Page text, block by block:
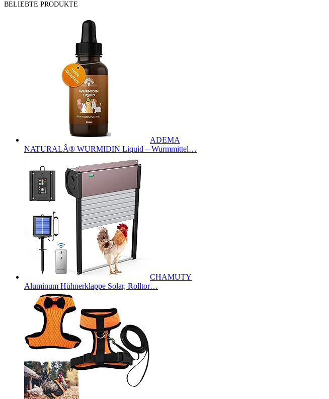
BELIEBTE PRODUKTE
ADEMA
NATURALÂ® WURMIDIN Liquid – Wurmmittel…
CHAMUTY
Aluminum Hühnerklappe Solar, Rolltor…